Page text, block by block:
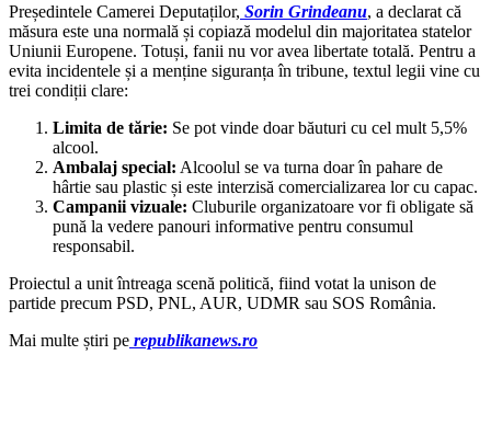
Președintele Camerei Deputaților, Sorin Grindeanu, a declarat că
măsura este una normală și copiază modelul din majoritatea statelor
Uniunii Europene. Totuși, fanii nu vor avea libertate totală. Pentru a
evita incidentele și a menține siguranța în tribune, textul legii vine cu
trei condiții clare:
Limita de tărie: Se pot vinde doar băuturi cu cel mult 5,5%
alcool.
Ambalaj special: Alcoolul se va turna doar în pahare de
hârtie sau plastic și este interzisă comercializarea lor cu capac.
Campanii vizuale: Cluburile organizatoare vor fi obligate să
pună la vedere panouri informative pentru consumul
responsabil.
Proiectul a unit întreaga scenă politică, fiind votat la unison de
partide precum PSD, PNL, AUR, UDMR sau SOS România.
Mai multe știri pe republikanews.ro